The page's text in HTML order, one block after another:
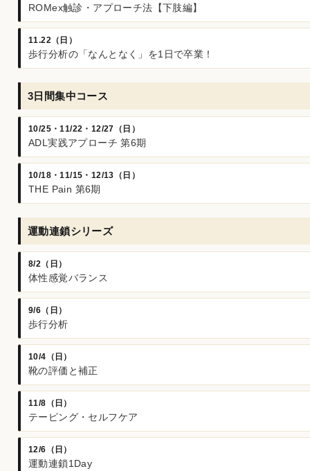
ROMex触診・アプローチ法【下肢編】
11.22（日）
歩行分析の「なんとなく」を1日で卒業！
3日間集中コース
10/25・11/22・12/27（日）
ADL実践アプローチ 第6期
10/18・11/15・12/13（日）
THE Pain 第6期
運動連鎖シリーズ
8/2（日）
体性感覚バランス
9/6（日）
歩行分析
10/4（日）
靴の評価と補正
11/8（日）
テーピング・セルフケア
12/6（日）
運動連鎖1Day